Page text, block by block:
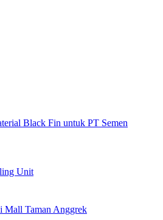
Black Fin untuk PT Semen
Unit
Mall Taman Anggrek